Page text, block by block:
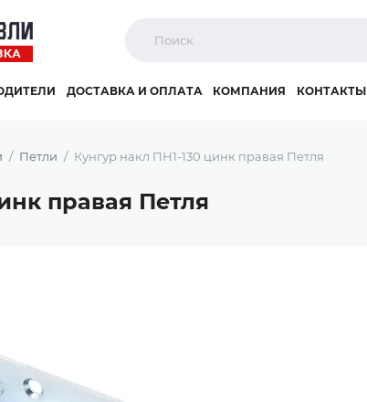
ДОСТАВКА И ОПЛАТА КОМПАНИЯ КОНТАКТЫ
Петли Кунгур накл ПН1-130 цинк правая Петля
правая Петля